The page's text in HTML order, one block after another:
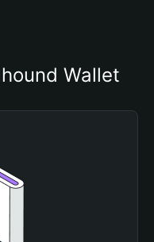
Wallet